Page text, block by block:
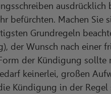
ausdrücklich
befürchten. Machen
Grundregeln
der Wunsch nach einer
der Kündigung
keinerlei, großen
Kündigung in der